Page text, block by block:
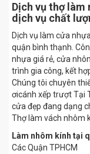
Dịch vụ thợ làm
dịch vụ chất
Dịch vụ làm cửa
quận bình thạnh.
nhựa giá rẻ, cửa
trình gia công, kết
Chúng tôi chuyên
ơicánh xếp trượt Tại
cửa đẹp đang dạng
Thợ làm vách nhôm
Làm nhôm kính tại
Các Quận TPHCM